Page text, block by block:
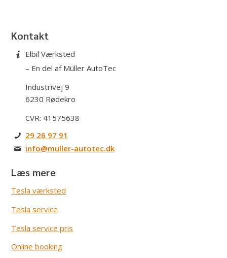
Kontakt
Elbil Værksted
– En del af Müller AutoTec
Industrivej 9
6230 Rødekro
CVR: 41575638
29 26 97 91
info@muller-autotec.dk
Læs mere
Tesla værksted
Tesla service
Tesla service pris
Online booking